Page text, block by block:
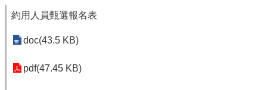
約用人員甄選報名表
doc(43.5 KB)
pdf(47.45 KB)